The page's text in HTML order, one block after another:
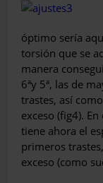
óptimo sería
torsión que se
manera
6ªy 5ª, las de
trastes, así
exceso (fig4).
tiene ahora el
primeros
exceso (como